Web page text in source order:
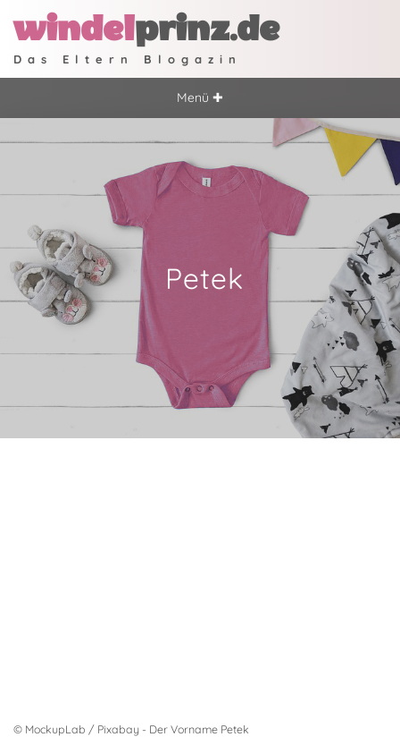
windelprinz.de
Das Eltern Blogazin
Menü ✚
Petek
© MockupLab / Pixabay - Der Vorname Petek